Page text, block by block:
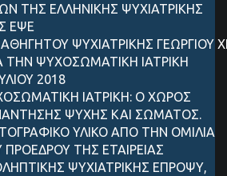
ΤΗΣ ΕΛΛΗΝΙΚΗΣ ΨΥΧΙΑΤΡΙΚΗΣ
ΕΨΕ
ΨΥΧΙΑΤΡΙΚΗΣ ΓEΩΡΓIΟΥ
ΨΥΧΟΣΩΜΑΤΙΚΗ ΙΑΤΡΙΚΗ
2018
ΙΑΤΡΙΚΗ: Ο ΧΩΡΟΣ
ΨΥΧΗΣ ΚΑΙ ΣΩΜΑΤΟΣ.
ΥΛΙΚΟ ΑΠΟ ΤΗΝ ΟΜΙΛΙΑ
ΠΡΟΕΔΡΟΥ ΤΗΣ ΕΤΑΙΡΕΙΑΣ
ΨΥΧΙΑΤΡΙΚΗΣ ΕΠΡΟΨΥ,